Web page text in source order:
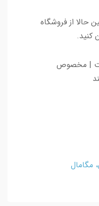
حالا از فروشگاه
| مخصوص
مگامال